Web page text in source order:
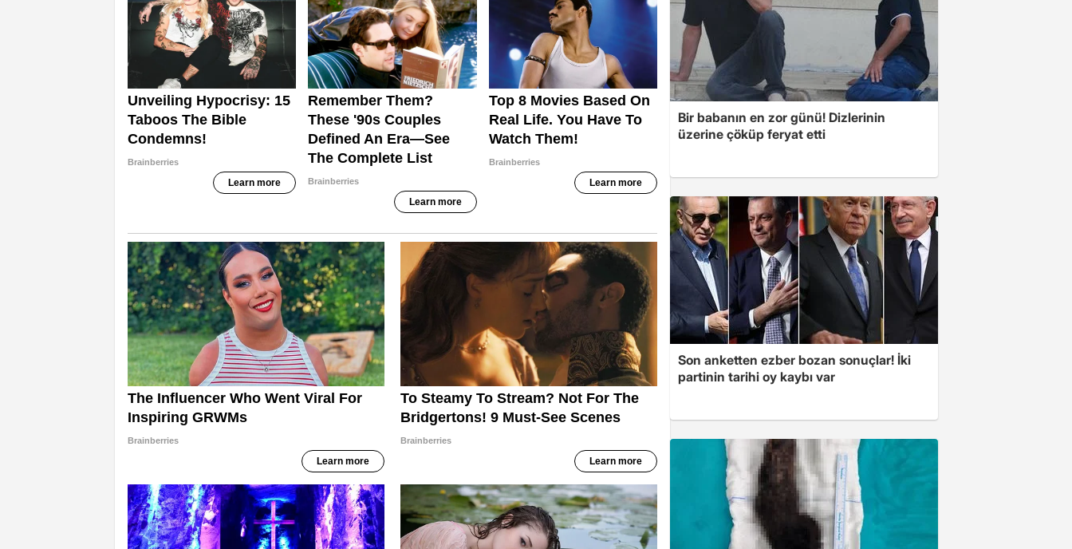
Bir babanın en zor günü! Dizlerinin
üzerine çöküp feryat etti
Son anketten ezber bozan sonuçlar! İki
partinin tarihi oy kaybı var